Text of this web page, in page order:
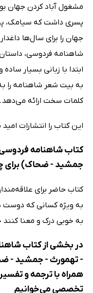
مشغول آباد کردن جهان
پسری داشت که سیامک،
جهان را برای سال‌ها
شاهنامه فردوسی،
ابتدا با زبانی بسیار
به بیت شعر شاهنامه را
کلمات سخت ارائه می‌دهد.
این کتاب را انتشارات
کتاب شاهنامه
جمشید - ضحاک) برای
کتاب حاضر برای
به ویژه کسانی که دوست
به خوبی درک و معنا
در بخشی از کتاب
- تهمورث - جمشید -
همراه با ترجمه و
تخصصی می‌خوانیم